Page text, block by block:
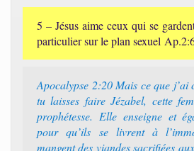
5 – Jésus aime ceux qui se
particulier sur le plan sexuel
Apocalypse 2:20 Mais ce que j’ai
tu laisses faire Jézabel, cette
prophétesse. Elle enseigne et
pour qu’ils se livrent à
mangent des viandes sacrifiées